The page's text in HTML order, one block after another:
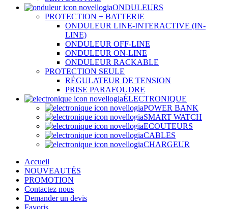
ONDULEURS
PROTECTION + BATTERIE
ONDULEUR LINE-INTERACTIVE (IN-
LINE)
ONDULEUR OFF-LINE
ONDULEUR ON-LINE
ONDULEUR RACKABLE
PROTECTION SEULE
RÉGULATEUR DE TENSION
PRISE PARAFOUDRE
ÉLECTRONIQUE
POWER BANK
SMART WATCH
ECOUTEURS
CABLES
CHARGEUR
Accueil
NOUVEAUTÉS
PROMOTION
Contactez nous
Demander un devis